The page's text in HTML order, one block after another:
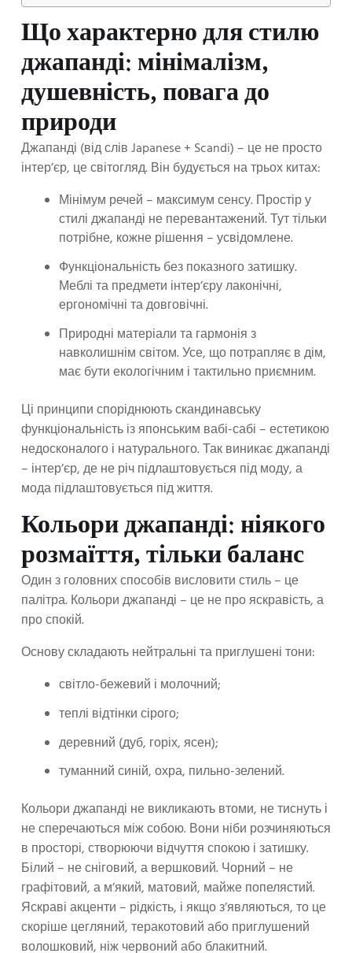
Що характерно для стилю
джапанді: мінімалізм,
душевність, повага до
природи
Джапанді (від слів Japanese + Scandi) – це не просто
інтер’єр, це світогляд. Він будується на трьох китах:
Мінімум речей – максимум сенсу. Простір у
стилі джапанді не перевантажений. Тут тільки
потрібне, кожне рішення – усвідомлене.
Функціональність без показного затишку.
Меблі та предмети інтер’єру лаконічні,
ергономічні та довговічні.
Природні матеріали та гармонія з
навколишнім світом. Усе, що потрапляє в дім,
має бути екологічним і тактильно приємним.
Ці принципи споріднюють скандинавську
функціональність із японським вабі-сабі – естетикою
недосконалого і натурального. Так виникає джапанді
– інтер’єр, де не річ підлаштовується під моду, а
мода підлаштовується під життя.
Кольори джапанді: ніякого
розмаїття, тільки баланс
Один з головних способів висловити стиль – це
палітра. Кольори джапанді – це не про яскравість, а
про спокій.
Основу складають нейтральні та приглушені тони:
світло-бежевий і молочний;
теплі відтінки сірого;
деревний (дуб, горіх, ясен);
туманний синій, охра, пильно-зелений.
Кольори джапанді не викликають втоми, не тиснуть і
не сперечаються між собою. Вони ніби розчиняються
в просторі, створюючи відчуття спокою і затишку.
Білий – не сніговий, а вершковий. Чорний – не
графітовий, а м’який, матовий, майже попелястий.
Яскраві акценти – рідкість, і якщо з’являються, то це
скоріше цегляний, теракотовий або приглушений
волошковий, ніж червоний або блакитний.